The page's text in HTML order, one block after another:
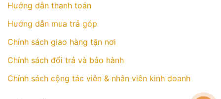
Hướng dẫn thanh toán
Hướng dẫn mua trả góp
Chính sách giao hàng tận nơi
Chính sách đổi trả và bảo hành
Chính sách cộng tác viên & nhân viên kinh doanh